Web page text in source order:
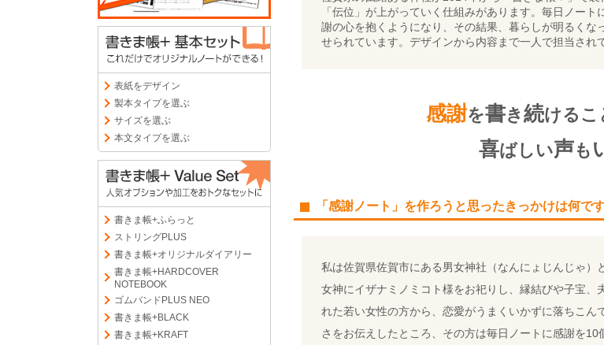
表紙をデザイン
製本タイプを選ぶ
サイズを選ぶ
本文タイプを選ぶ
書きま帳+ふらっと
ストリングPLUS
書きま帳+オリジナルダイアリー
書きま帳+HARDCOVER
NOTEBOOK
ゴムバンドPLUS NEO
書きま帳+BLACK
書きま帳+KRAFT
「伝位」が上がっていく仕組みがあります。毎日ノー
謝の心を抱くようになり、その結果、暮らしが明るく
せられています。デザインから内容まで一人で担当され
感謝を書き 続けるこ
喜ばしい声も
「感謝ノート」を作ろうと思ったきっかけは何です
私は佐賀県佐賀市にある男女神社（なんにょじんじゃ）
女神にイザナミノミコト様をお祀りし、縁結びや子宝
れた若い女性の方から、恋愛がうまくいかずに落ちこ
さをお伝えしたところ、その方は毎日ノートに感謝を